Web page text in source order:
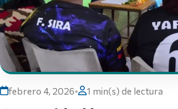
febrero 4, 2026• 1 min(s) de lectura